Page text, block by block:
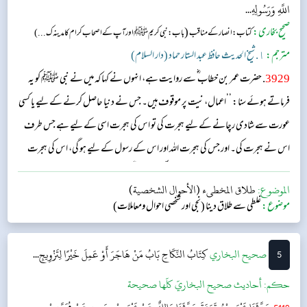
اللَّهِ وَرَسُولِهِ...
صحیح بخاری:کتاب: انصار کے مناقب(باب: نبی کریم ﷺ اور آپ کے اصحاب کرام کا مدینہ ک...)
مترجم: ١. شیخ الحدیث حافظ عبد الستار حماد (دار السلام)
3929. حضرت عمر بن خطاب ؓ سے روایت ہے، انہوں نے کہا کہ میں نے نبی ﷺ کو یہ
فرماتے ہوئے سنا: ’’اعمال، نیت پر موقوف ہیں۔ جس نے دنیا حاصل کرنے کے لیے یا کسی
عورت سے شادی رچانے کے لیے ہجرت کی تو اس کی ہجرت اسی کے لیے ہے جس طرف
اس نے ہجرت کی۔ اور جس کی ہجرت اللہ اور اس کے رسول کے لیے ہو گی، اس کی ہجرت
اللہ اور اس کے رسول ﷺ کے لیے ہی سمجھی جائے گی۔‘‘...
الموضوع:طلاق المخطىء (الأحوال الشخصية)
موضوع:غلطی سے طلاق دینا (نجی اور شخصی احوال ومعاملات)
5 ‌‌صحيح البخاريكِتَابُ النِّكَاحِبَابُ مَنْ هَاجَرَ أَوْ عَمِلَ خَيْرًا لِتَزْوِيجِ...
حکم:أحاديث صحيح البخاريّ كلّها صحيحة